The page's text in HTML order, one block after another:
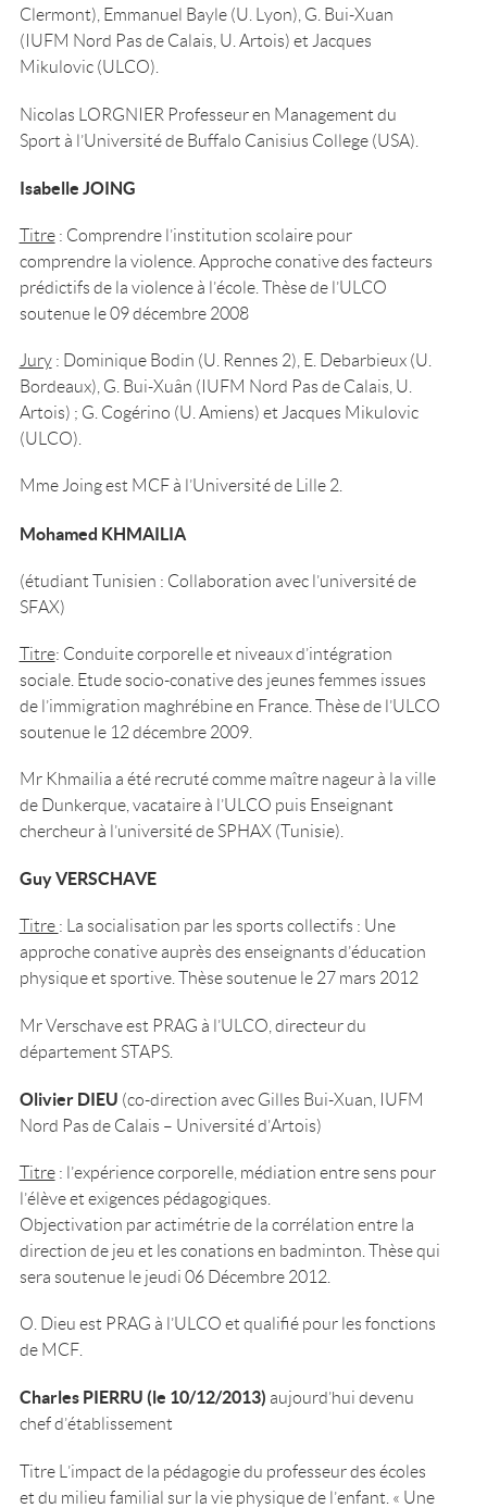
Clermont), Emmanuel Bayle (U. Lyon), G. Bui-Xuan
(IUFM Nord Pas de Calais, U. Artois) et Jacques
Mikulovic (ULCO).
Nicolas LORGNIER Professeur en Management du
Sport à l’Université de Buffalo Canisius College (USA).
Isabelle JOING
Titre: Comprendre l’institution scolaire pour
comprendre la violence. Approche conative des facteurs
prédictifs de la violence à l’école. Thèse de l’ULCO
soutenue le 09 décembre 2008
Jury: Dominique Bodin (U. Rennes 2), E. Debarbieux (U.
Bordeaux), G. Bui-Xuân (IUFM Nord Pas de Calais, U.
Artois) ; G. Cogérino (U. Amiens) et Jacques Mikulovic
(ULCO).
Mme Joing est MCF à l’Université de Lille 2.
Mohamed KHMAILIA
(étudiant Tunisien : Collaboration avec l’université de
SFAX)
Titre: Conduite corporelle et niveaux d’intégration
sociale. Etude socio-conative des jeunes femmes issues
de l’immigration maghrébine en France. Thèse de l’ULCO
soutenue le 12 décembre 2009.
Mr Khmailia a été recruté comme maître nageur à la ville
de Dunkerque, vacataire à l’ULCO puis Enseignant
chercheur à l’université de SPHAX (Tunisie).
Guy VERSCHAVE
Titre : La socialisation par les sports collectifs : Une
approche conative auprès des enseignants d’éducation
physique et sportive. Thèse soutenue le 27 mars 2012
Mr Verschave est PRAG à l’ULCO, directeur du
département STAPS.
Olivier DIEU (co-direction avec Gilles Bui-Xuan, IUFM
Nord Pas de Calais – Université d’Artois)
Titre: l’expérience corporelle, médiation entre sens pour
l’élève et exigences pédagogiques.
Objectivation par actimétrie de la corrélation entre la
direction de jeu et les conations en badminton. Thèse qui
sera soutenue le jeudi 06 Décembre 2012.
O. Dieu est PRAG à l’ULCO et qualifié pour les fonctions
de MCF.
Charles PIERRU (le 10/12/2013) aujourd’hui devenu
chef d’établissement
Titre L’impact de la pédagogie du professeur des écoles
et du milieu familial sur la vie physique de l’enfant. « Une